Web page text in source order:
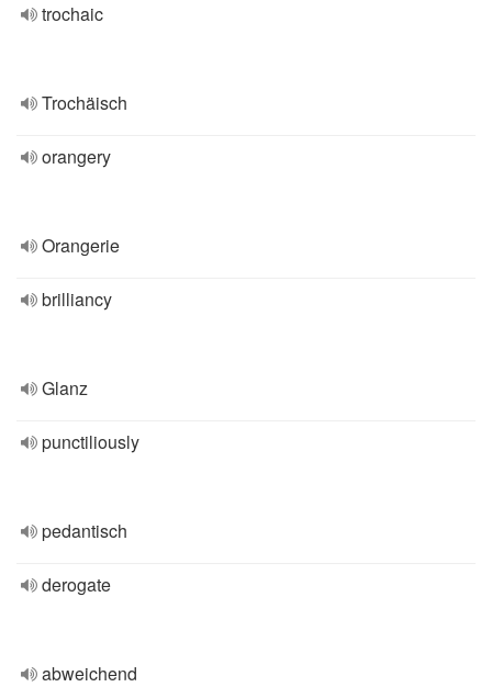
trochaic
Trochäisch
orangery
Orangerie
brilliancy
Glanz
punctiliously
pedantisch
derogate
abweichend